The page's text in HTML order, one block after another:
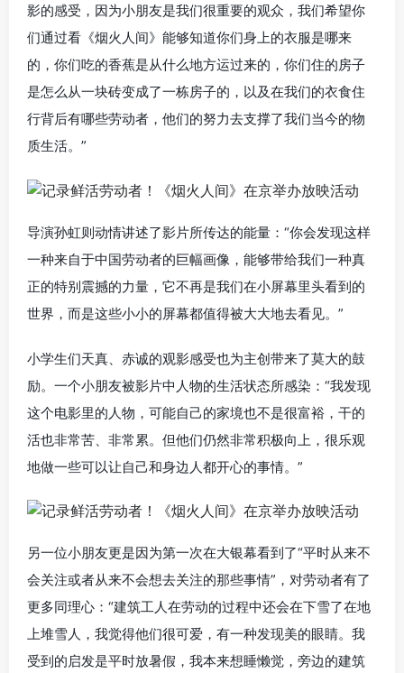
影的感受，因为小朋友是我们很重要的观众，我们希望你
们通过看《烟火人间》能够知道你们身上的衣服是哪来
的，你们吃的香蕉是从什么地方运过来的，你们住的房子
是怎么从一块砖变成了一栋房子的，以及在我们的衣食住
行背后有哪些劳动者，他们的努力去支撑了我们当今的物
质生活。”
导演孙虹则动情讲述了影片所传达的能量：“你会发现这样
一种来自于中国劳动者的巨幅画像，能够带给我们一种真
正的特别震撼的力量，它不再是我们在小屏幕里头看到的
世界，而是这些小小的屏幕都值得被大大地去看见。”
小学生们天真、赤诚的观影感受也为主创带来了莫大的鼓
励。一个小朋友被影片中人物的生活状态所感染：“我发现
这个电影里的人物，可能自己的家境也不是很富裕，干的
活也非常苦、非常累。但他们仍然非常积极向上，很乐观
地做一些可以让自己和身边人都开心的事情。”
另一位小朋友更是因为第一次在大银幕看到了“平时从来不
会关注或者从来不会想去关注的那些事情”，对劳动者有了
更多同理心：“建筑工人在劳动的过程中还会在下雪了在地
上堆雪人，我觉得他们很可爱，有一种发现美的眼睛。我
受到的启发是平时放暑假，我本来想睡懒觉，旁边的建筑